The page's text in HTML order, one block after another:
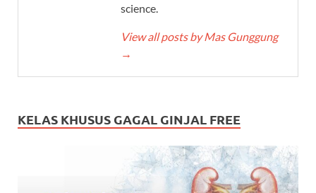
science.
View all posts by Mas Gunggung
→
KELAS KHUSUS GAGAL GINJAL FREE